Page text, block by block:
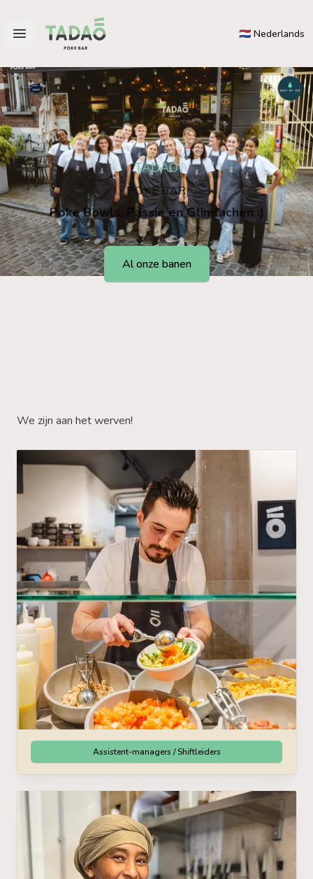
Open main menu 🇳🇱 Nederlands
TADAO
POKE BAR
Poke Bowls, Passie en Glimlachen :)
Al onze banen
We zijn aan het werven!
Assistent-managers / Shiftleiders